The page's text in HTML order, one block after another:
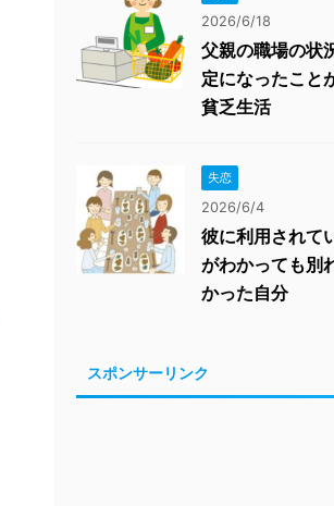
2026/6/18
父親の職場の状
定になったこと
貧乏生活
失恋
2026/6/4
彼に利用されて
がわかっても別
かった自分
スポンサーリンク